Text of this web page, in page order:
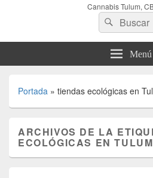
Cannabis Tulum,
Buscar
por:
Buscar
Menú
Portada » tiendas ecológicas en
ARCHIVOS DE LA
ECOLÓGICAS EN TULUM